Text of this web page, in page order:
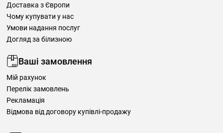
Доставка з Європи
Чому купувати у нас
Умови надання послуг
Догляд за білизною
Ваші замовлення
Мій рахунок
Перелік замовлень
Рекламація
Відмова від договору купівлі-продажу